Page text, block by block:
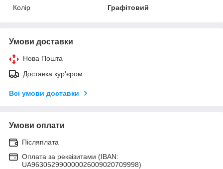
Колір
Графітовий
Умови доставки
Нова Пошта
Доставка кур'єром
Всі умови доставки
Умови оплати
Післяплата
Оплата за реквізитами (IBAN:
UA963052990000026009020709998)